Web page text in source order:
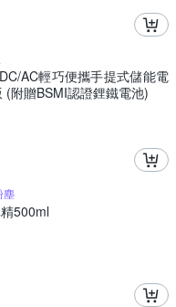
AC輕巧便攜手提式儲能電
(附贈BSMI認證鋰鐵電池)
塵
500ml